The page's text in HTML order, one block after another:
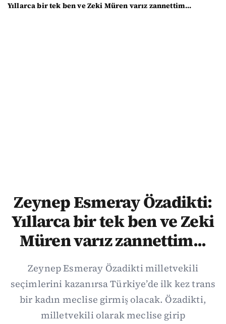
Yıllarca bir tek ben ve Zeki Müren varız zannettim...
Zeynep Esmeray Özadikti:
Yıllarca bir tek ben ve Zeki
Müren varız zannettim...
Zeynep Esmeray Özadikti milletvekili
seçimlerini kazanırsa Türkiye’de ilk kez trans
bir kadın meclise girmiş olacak. Özadikti,
milletvekili olarak meclise girip